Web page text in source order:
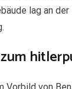
lag an
Vorbild von